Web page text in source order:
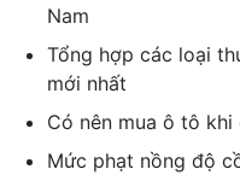
Nam
Tổng hợp các loại
mới nhất
Có nên mua ô tô khi
Mức phạt nồng độ